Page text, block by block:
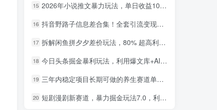
15 2026年小说推文暴力玩法，单日收益1000+，小白看完即可上手
16 抖音野路子信息差合集！全套引流变现玩法，保姆级拆解
17 拆解闲鱼拼夕夕差价玩法，80% 超高利润，日入轻松过千
18 今日头条掘金暴利玩法，利用爆文库+AI辅助，轻松矩阵、当天起号，简单粗暴，日入1000+
19 三年内稳定项目长期可做的养生赛道单条视频收入2200
20 短剧漫剧新赛道，暴力掘金玩法7.0，利用最权威的去重技术，号称单日可收益最高1w+
1 小红书卖英语考研资料，客单价9.9，250天卖了16w!
2 AI生成国风武侠故事，狂撸分成视频收益，轻松日入1000+【可多平台分发】！
3 小红书卖职场PPT，367天卖了6位数，从0-1全流程讲解
4 小红书评论区评论截图，一分钟2条，日入几千，多劳多得!
5 小红书卖电影风格提示词，客单价29，50多天卖了790单，小白直接抄作业！